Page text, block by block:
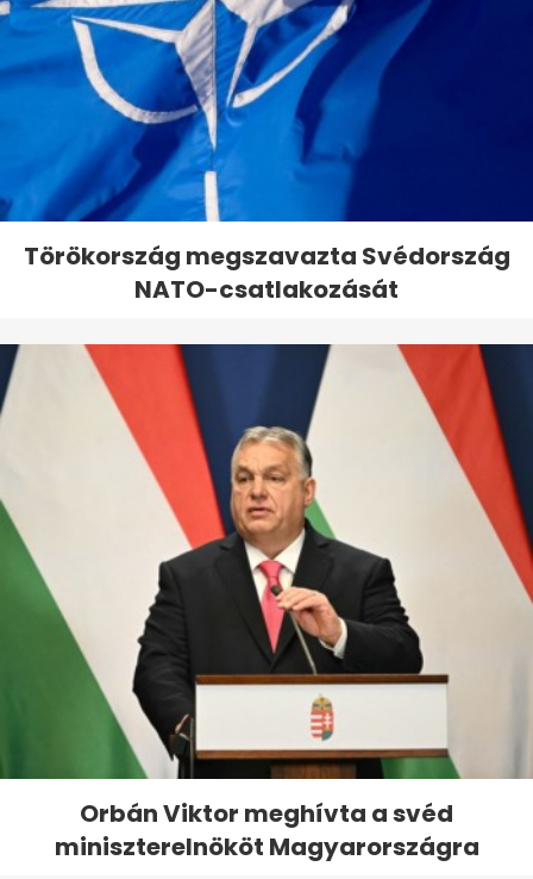
Törökország megszavazta Svédország
NATO-csatlakozását
Orbán Viktor meghívta a svéd
miniszterelnököt Magyarországra